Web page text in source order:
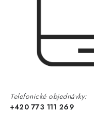
Telefonické objednávky:
+420 773 111 269